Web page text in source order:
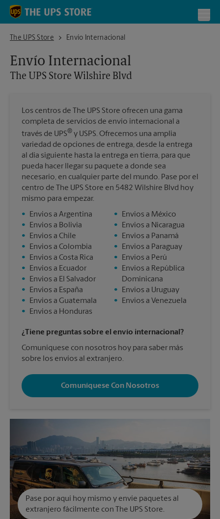
Skip to content
Return to Nav
The UPS Store
The UPS Store Wilshire BlvdEnvío Internacional
Envío Internacional
The UPS Store Wilshire Blvd
Los centros de The UPS Store ofrecen una gama
completa de servicios de envío internacional a
través de UPS® y USPS. Ofrecemos una amplia
variedad de opciones de entrega, desde la entrega
al día siguiente hasta la entrega en tierra, para que
pueda hacer llegar su paquete a donde sea
necesario, en cualquier parte del mundo. Pase por el
centro de The UPS Store en 5482 Wilshire Blvd hoy
mismo para empezar.
•
Envios a Argentina
•
Envios a Bolivia
•
Envios a Chile
•
Envios a Colombia
•
Envios a Costa Rica
•
Envios a Ecuador
•
Envios a El Salvador
•
Envios a España
•
Envios a Guatemala
•
Envios a Honduras
•
Envios a México
•
Envios a Nicaragua
•
Envios a Panamá
•
Envios a Paraguay
•
Envios a Perú
•
Envios a República
Dominicana
•
Envios a Uruguay
•
Envios a Venezuela
¿Tiene preguntas sobre el envío internacional?
Comuníquese con nosotros hoy para saber más
sobre los envíos al extranjero.
Comuníquese Con Nosotros
Pase por aquí hoy mismo y envíe paquetes al
extranjero fácilmente con The UPS Store.